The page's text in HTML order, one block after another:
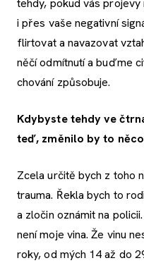
tehdy, pokud vás
i přes vaše negativní
flirtovat a navazovat
něčí odmítnutí a buďme
chování způsobuje.
Kdybyste tehdyve
teď, změnilo by to něco
Zcela určitě bych z toho
trauma. Řekla bych to
a zločin oznámit na
není moje vina. Že vinu
roky, od mých 14 až do